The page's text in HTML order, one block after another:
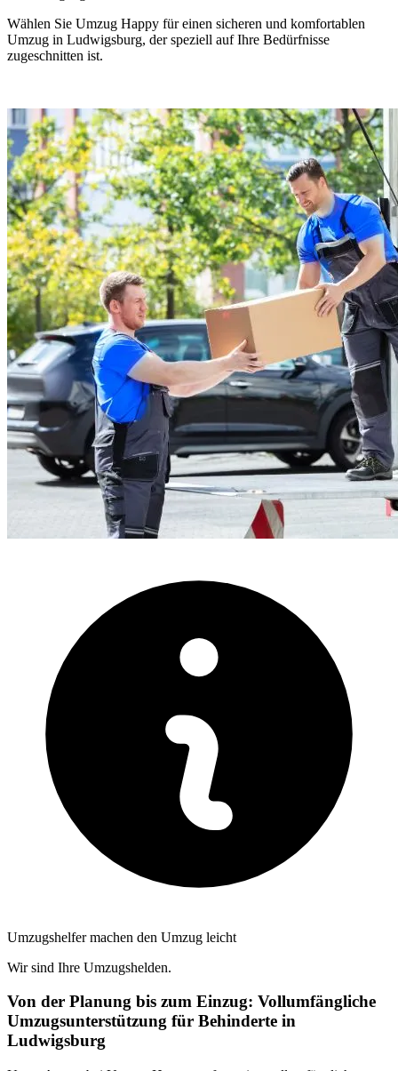
Wählen Sie Umzug Happy für einen sicheren und komfortablen
Umzug in Ludwigsburg, der speziell auf Ihre Bedürfnisse
zugeschnitten ist.
Umzugshelfer machen den Umzug leicht
Wir sind Ihre Umzugshelden.
Von der Planung bis zum Einzug: Vollumfängliche
Umzugsunterstützung für Behinderte in
Ludwigsburg